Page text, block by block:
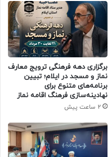
برگزاری دهه فرهنگی ترویج معارف
نماز و مسجد در ایلام؛ تبیین
برنامه‌های متنوع برای
نهادینه‌سازی فرهنگ اقامه نماز
2 ساعت پیش